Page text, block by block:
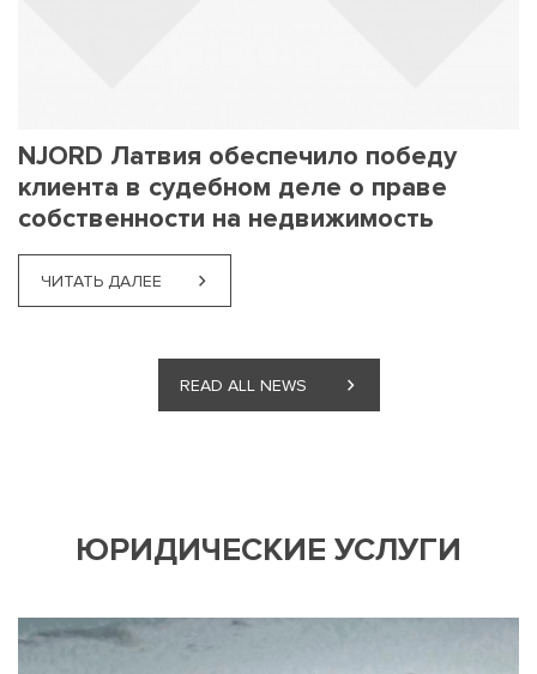
NJORD Латвия обеспечило победу
клиента в судебном деле о праве
собственности на недвижимость
ЧИТАТЬ ДАЛЕЕ
READ ALL NEWS
ЮРИДИЧЕСКИЕ УСЛУГИ